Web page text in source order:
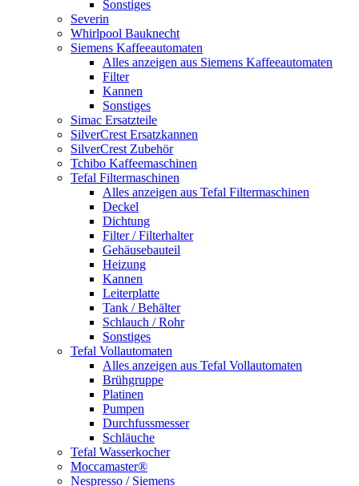
Sonstiges
Severin
Whirlpool Bauknecht
Siemens Kaffeeautomaten
Alles anzeigen aus Siemens Kaffeeautomaten
Filter
Kannen
Sonstiges
Simac Ersatzteile
SilverCrest Ersatzkannen
SilverCrest Zubehör
Tchibo Kaffeemaschinen
Tefal Filtermaschinen
Alles anzeigen aus Tefal Filtermaschinen
Deckel
Dichtung
Filter / Filterhalter
Gehäusebauteil
Heizung
Kannen
Leiterplatte
Tank / Behälter
Schlauch / Rohr
Sonstiges
Tefal Vollautomaten
Alles anzeigen aus Tefal Vollautomaten
Brühgruppe
Platinen
Pumpen
Durchfussmesser
Schläuche
Tefal Wasserkocher
Moccamaster®
Nespresso / Siemens